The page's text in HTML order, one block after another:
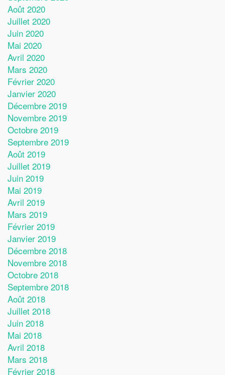
Août 2020
Juillet 2020
Juin 2020
Mai 2020
Avril 2020
Mars 2020
Février 2020
Janvier 2020
Décembre 2019
Novembre 2019
Octobre 2019
Septembre 2019
Août 2019
Juillet 2019
Juin 2019
Mai 2019
Avril 2019
Mars 2019
Février 2019
Janvier 2019
Décembre 2018
Novembre 2018
Octobre 2018
Septembre 2018
Août 2018
Juillet 2018
Juin 2018
Mai 2018
Avril 2018
Mars 2018
Février 2018